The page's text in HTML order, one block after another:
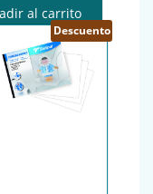
al carrito
Descuento